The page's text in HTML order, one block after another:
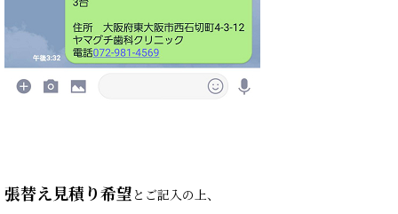
張替え見積り希望 とご記入の上、